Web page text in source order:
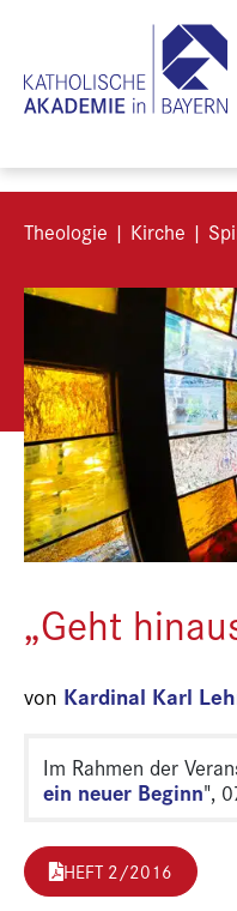
Theologie | Kirche |
„Geht
von Kardinal Karl
Im Rahmen der
ein neuer Beginn",
HEFT 2/2016